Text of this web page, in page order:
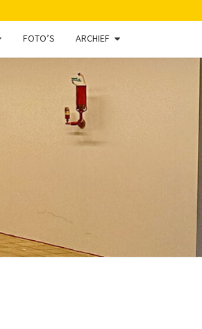
FOTO’S ARCHIEF